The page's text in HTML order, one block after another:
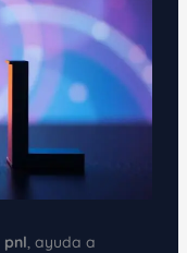
pnl, ayuda a